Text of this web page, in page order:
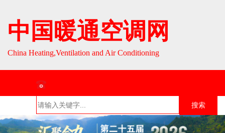
中国暖通空调网
China Heating,Ventilation and Air Conditioning
搜索
首页
组织介
组织活
行业资
English